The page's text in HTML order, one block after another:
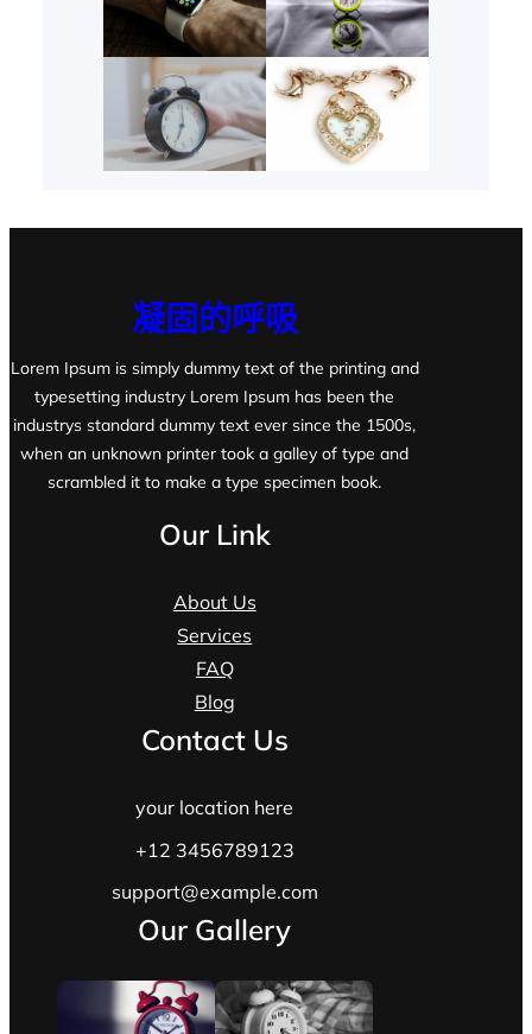
凝固的呼吸
Lorem Ipsum is simply dummy text of the printing and
typesetting industry Lorem Ipsum has been the
industrys standard dummy text ever since the 1500s,
when an unknown printer took a galley of type and
scrambled it to make a type specimen book.
Our Link
About Us
Services
FAQ
Blog
Contact Us
your location here
+12 3456789123
support@example.com
Our Gallery